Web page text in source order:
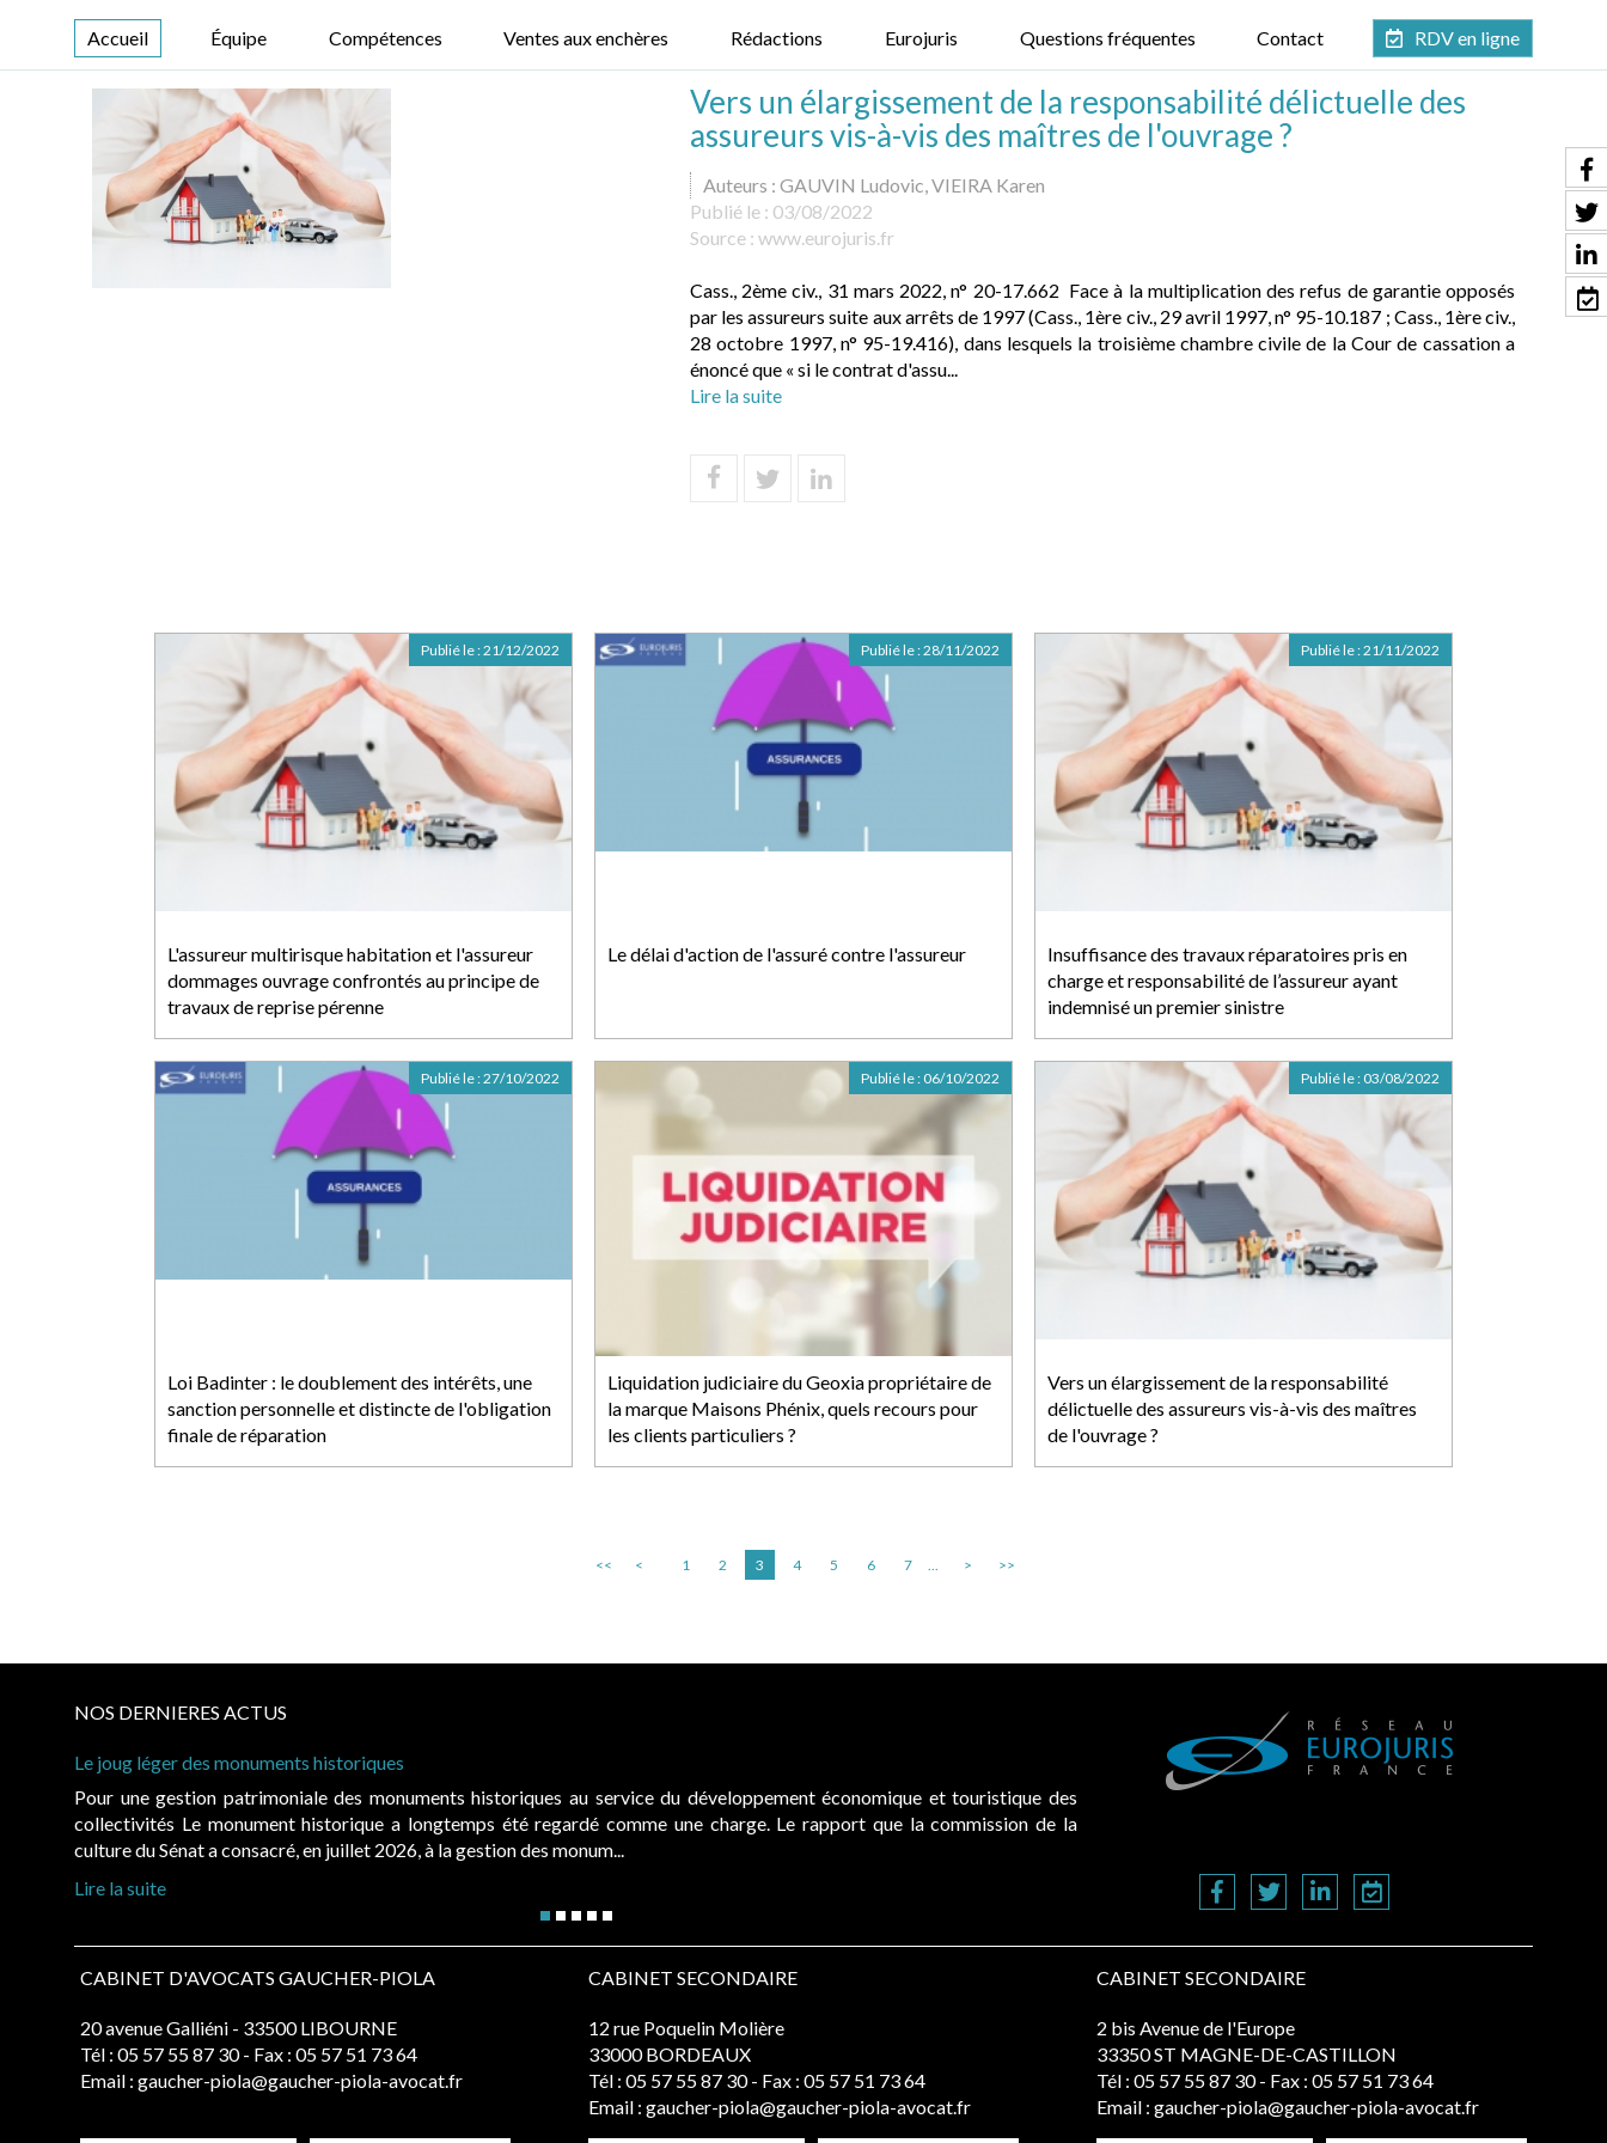
Accueil Équipe Compétences Ventes aux enchères Rédactions Eurojuris Questions fréquentes Contact RDV en ligne
Vers un élargissement de la responsabilité délictuelle des
assureurs vis-à-vis des maîtres de l'ouvrage ?
Auteurs : GAUVIN Ludovic, VIEIRA Karen
Publié le : 03/08/2022
Source : www.eurojuris.fr
Cass., 2ème civ., 31 mars 2022, n° 20-17.662 Face à la multiplication des refus de garantie opposés
par les assureurs suite aux arrêts de 1997 (Cass., 1ère civ., 29 avril 1997, n° 95-10.187 ; Cass., 1ère civ.,
28 octobre 1997, n° 95-19.416), dans lesquels la troisième chambre civile de la Cour de cassation a
énoncé que « si le contrat d'assu...
Lire la suite
L'assureur multirisque habitation et l'assureur
dommages ouvrage confrontés au principe de
travaux de reprise pérenne
Publié le :21/12/2022
Le délai d'action de l'assuré contre l'assureur
Publié le :28/11/2022
Insuffisance des travaux réparatoires pris en
charge et responsabilité de l’assureur ayant
indemnisé un premier sinistre
Publié le :21/11/2022
Loi Badinter : le doublement des intérêts, une
sanction personnelle et distincte de l'obligation
finale de réparation
Publié le :27/10/2022
Liquidation judiciaire du Geoxia propriétaire de
la marque Maisons Phénix, quels recours pour
les clients particuliers ?
Publié le : 06/10/2022
Vers un élargissement de la responsabilité
délictuelle des assureurs vis-à-vis des maîtres
de l'ouvrage ?
Publié le : 03/08/2022
<< < 1 2 3 4 5 6 7 ... > >>
NOS DERNIERES ACTUS
Le joug léger des monuments historiques
Pour une gestion patrimoniale des monuments historiques au service du développement économique et touristique des
collectivités Le monument historique a longtemps été regardé comme une charge. Le rapport que la commission de la
culture du Sénat a consacré, en juillet 2026, à la gestion des monum...
Lire la suite
CABINET D'AVOCATS GAUCHER-PIOLA
20 avenue Galliéni - 33500 LIBOURNE
Tél : 05 57 55 87 30 - Fax : 05 57 51 73 64
Email : gaucher-piola@gaucher-piola-avocat.fr
CABINET SECONDAIRE
12 rue Poquelin Molière
33000 BORDEAUX
Tél : 05 57 55 87 30 - Fax : 05 57 51 73 64
Email : gaucher-piola@gaucher-piola-avocat.fr
CABINET SECONDAIRE
2 bis Avenue de l'Europe
33350 ST MAGNE-DE-CASTILLON
Tél : 05 57 55 87 30 - Fax : 05 57 51 73 64
Email : gaucher-piola@gaucher-piola-avocat.fr